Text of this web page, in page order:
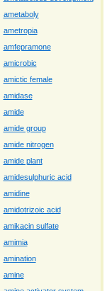
ametaboly
ametropia
amfepramone
amicrobic
amictic female
amidase
amide
amide group
amide nitrogen
amide plant
amidesulphuric acid
amidine
amidotrizoic acid
amikacin sulfate
amimia
amination
amine